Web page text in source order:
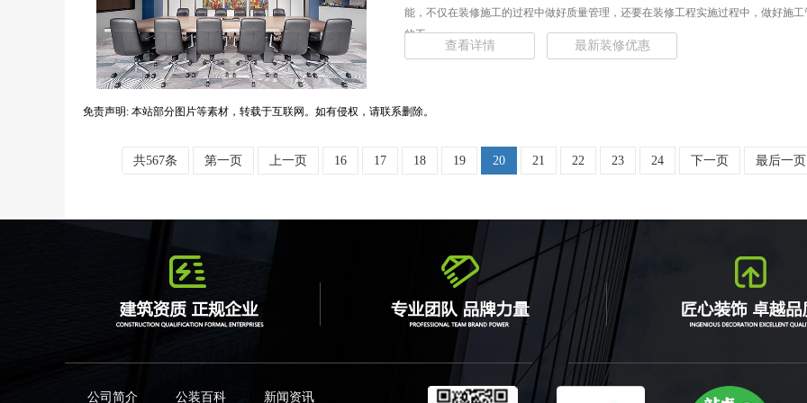
能，不仅在装修施工的过程中做好质量管理，还要在装修工程实施过程中，做好施工
的工... ...
查看详情 最新装修优惠
免责声明: 本站部分图片等素材，转载于互联网。如有侵权，请联系删除。
共567条 第一页 上一页 16 17 18 19 20 21 22 23 24 下一页 最后一页
公司简介 公装百科 新闻资讯